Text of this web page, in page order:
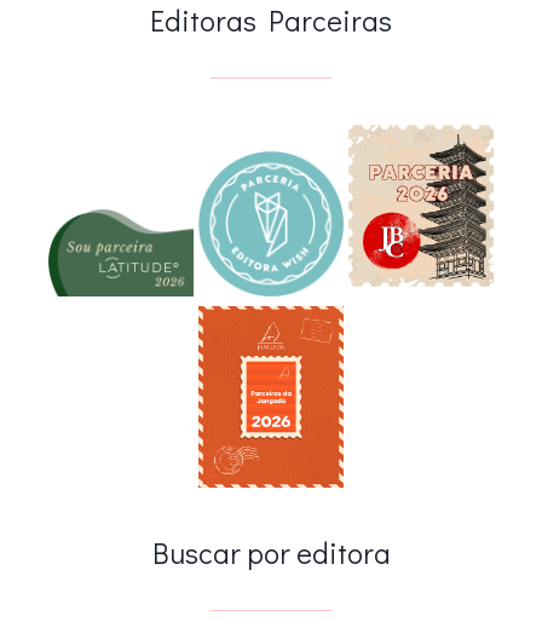
Editoras Parceiras
Buscar por editora